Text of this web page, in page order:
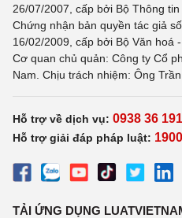
26/07/2007, cấp bởi Bộ Thông
Chứng nhận bản quyền tác giả
16/02/2009, cấp bởi Bộ Văn hoá
Cơ quan chủ quản: Công ty Cổ
Nam. Chịu trách nhiệm: Ông
Hỗ trợ về dịch vụ: 0938 36
Hỗ trợ giải đáp pháp luật:
TẢI ỨNG DỤNG